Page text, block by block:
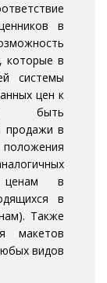
в
которые в
системы
цен к
быть
продажи в
в
в
Также
макетов
видов